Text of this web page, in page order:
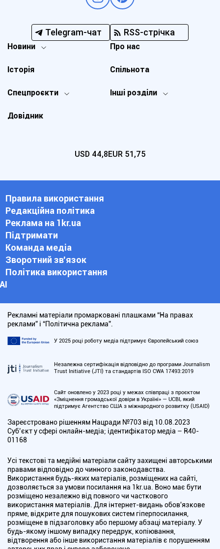
Telegram-чат RSS-стрічка
Новини
Спецпроєкти Інші розділи
Історія
Про нас
Довідник
Спільнота
USD 44,8EUR 51,75
Правила використання
Редакційна політика
Реклама на 1kr.ua
Підтримати
Команда медіа
Зворотний зв'язок
Політика використання
АІ
Рекламні матеріали промарковані плашками “На правах
реклами” і “Політична реклама”.
У 2025 році роботу медіа підтримує Європейський союз
Незалежна сертифікація відповідно до програми Journalism
Trust Initiative (JTI) та стандартів ISO CWA 17493:2019
Сайт оновлено у 2023 році у межах співпраці з проєктом
«Зміцнення громадської довіри в Україні» — UCBI, який
підтримує Агентство США з міжнародного розвитку (USAID)
Зареєстровано рішенням Нацради №703 від 10.08.2023
Cуб’єкт у сфері онлайн-медіа; ідентифікатор медіа – R40-
01168
Усі текстові та медійні матеріали сайту захищені авторськими
правами відповідно до чинного законодавства.
Використання будь-яких матеріалів, розміщених на сайті,
дозволяється за умови посилання на 1kr.ua. Воно має бути
розміщено незалежно від повного чи часткового
використання матеріалів. Для інтернет-видань обов'язкове
пряме, відкрите для пошукових систем гіперпосилання,
розміщене в підзаголовку або першому абзаці матеріалу. У
будь-якому іншому випадку передрук, копіювання,
відтворення або інше використання матеріалів є порушенням